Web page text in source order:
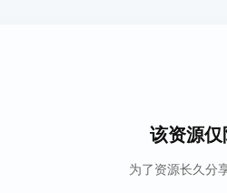
该资源
为了资源长久分